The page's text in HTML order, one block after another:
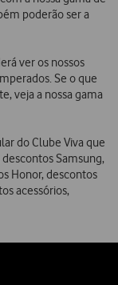
poderão ser a
ver os nossos
Se o que
veja a nossa gama
do Clube Viva que
Samsung,
Honor, descontos
acessórios,